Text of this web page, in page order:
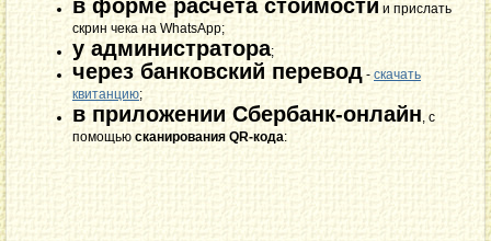
в форме расчета стоимости и прислать
скрин чека на WhatsApp;
у администратора;
через банковский перевод - скачать
квитанцию;
в приложении Сбербанк-онлайн, с
помощью сканирования QR-кода: